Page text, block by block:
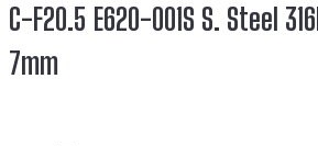
C-F20.5 E620-001S S. Steel
7mm